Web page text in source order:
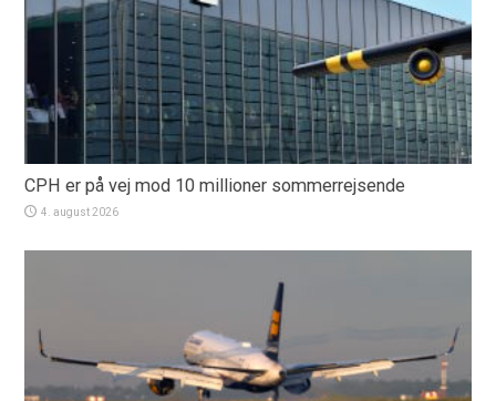
CPH er på vej mod 10 millioner sommerrejsende
4. august 2026